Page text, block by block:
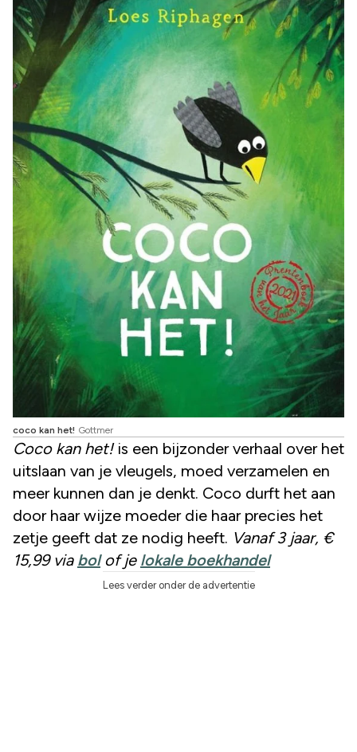
coco kan het! Gottmer
Coco kan het!is een bijzonder verhaal over het
uitslaan van je vleugels, moed verzamelen en
meer kunnen dan je denkt. Coco durft het aan
door haar wijze moeder die haar precies het
zetje geeft dat ze nodig heeft. Vanaf 3 jaar, €
15,99 via bolof je lokale boekhandel
Lees verder onder de advertentie